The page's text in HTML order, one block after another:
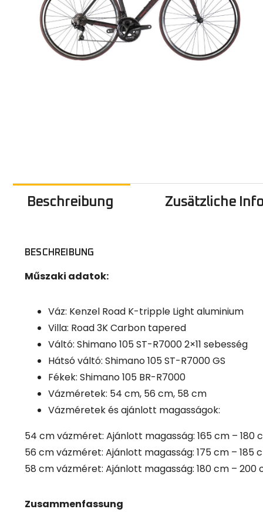
Beschreibung Zusätzliche
BESCHREIBUNG
Műszaki adatok:
Váz: Kenzel Road K-tripple Light aluminium
Villa: Road 3K Carbon tapered
Váltó: Shimano 105 ST-R7000 2×11 sebesség
Hátsó váltó: Shimano 105 ST-R7000 GS
Fékek: Shimano 105 BR-R7000
Vázméretek: 54 cm, 56 cm, 58 cm
Vázméretek és ajánlott magasságok:
54 cm vázméret: Ajánlott magasság: 165 cm – 180
56 cm vázméret: Ajánlott magasság: 175 cm – 185
58 cm vázméret: Ajánlott magasság: 180 cm – 200
Zusammenfassung